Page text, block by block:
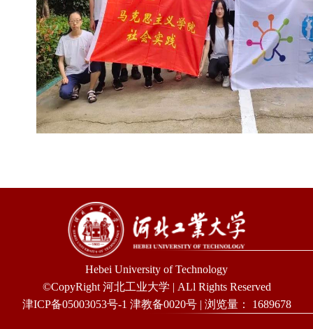
Hebei University of Technology
©CopyRight 河北工业大学 | ALl Rights Reserved
津ICP备05003053号-1 津教备0020号 | 浏览量： 1689678